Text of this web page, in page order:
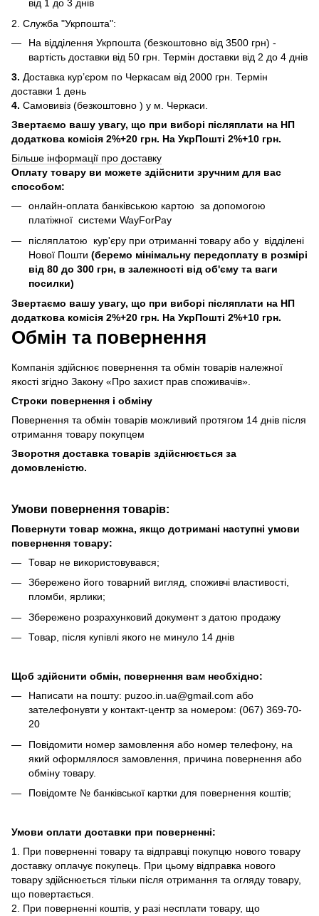
від 1 до 3 днів
2. Служба "Укрпошта":
На відділення Укрпошта (безкоштовно від 3500 грн) -
вартість доставки від 50 грн. Термін доставки від 2 до 4 днів
3. Доставка кур’єром по Черкасам від 2000 грн. Термін
доставки 1 день
4. Самовивіз (безкоштовно ) у м. Черкаси.
Звертаємо вашу увагу, що при виборі післяплати на НП
додаткова комісія 2%+20 грн. На УкрПошті 2%+10 грн.
Більше інформації про доставку
Оплату товару ви можете здійснити зручним для вас
способом:
онлайн-оплата банківською картою за допомогою
платіжної системи WayForPay
післяплатою кур'єру при отриманні товару або у відділені
Нової Пошти (беремо мінімальну передоплату в розмірі
від 80 до 300 грн, в залежності від об'єму та ваги
посилки)
Звертаємо вашу увагу, що при виборі післяплати на НП
додаткова комісія 2%+20 грн. На УкрПошті 2%+10 грн.
Обмін та повернення
Компанія здійснює повернення та обмін товарів належної
якості згідно Закону «Про захист прав споживачів».
Строки повернення і обміну
Повернення та обмін товарів можливий протягом 14 днів після
отримання товару покупцем
Зворотня доставка товарів здійснюється за
домовленістю.
Умови повернення товарів:
Повернути товар можна, якщо дотримані наступні умови
повернення товару:
Товар не використовувався;
Збережено його товарний вигляд, споживчі властивості,
пломби, ярлики;
Збережено розрахунковий документ з датою продажу
Товар, після купівлі якого не минуло 14 днів
Щоб здійснити обмін, повернення вам необхідно:
Написати на пошту: puzoo.in.ua@gmail.com або
зателефонувти у контакт-центр за номером: (067) 369-70-
20
Повідомити номер замовлення або номер телефону, на
який оформлялося замовлення, причина повернення або
обміну товару.
Повідомте № банківської картки для повернення коштів;
Умови оплати доставки при поверненні:
1. При поверненні товару та відправці покупцю нового товару
доставку оплачує покупець. При цьому відправка нового
товару здійснюється тільки після отримання та огляду товару,
що повертається.
2. При поверненні коштів, у разі несплати товару, що